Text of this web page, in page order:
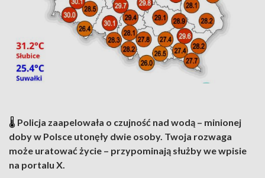
🌡️ Policja zaapelowała o czujność nad wodą – minionej
doby w Polsce utonęły dwie osoby. Twoja rozwaga
może uratować życie – przypominają służby we wpisie
na portalu X.